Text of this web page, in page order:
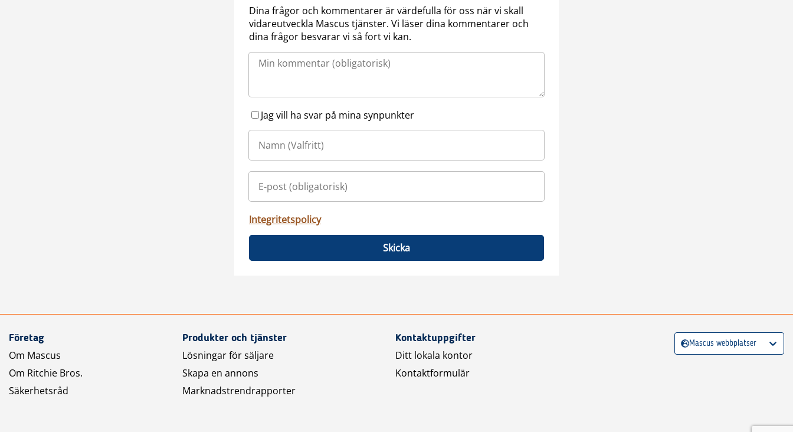
Dina frågor och kommentarer är värdefulla för oss när vi skall
vidareutveckla Mascus tjänster. Vi läser dina kommentarer och
dina frågor besvarar vi så fort vi kan.
Jag vill ha svar på mina synpunkter
Integritetspolicy
Skicka
Företag
Om Mascus
Om Ritchie Bros.
Säkerhetsråd
Produkter och tjänster
Lösningar för säljare
Skapa en annons
Marknadstrendrapporter
Kontaktuppgifter
Ditt lokala kontor
Kontaktformulär
Mascus webbplatser